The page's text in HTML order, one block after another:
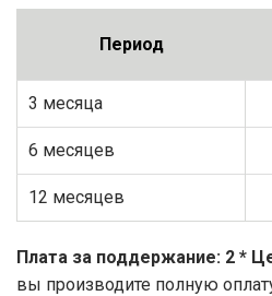
Период
3 месяца
6 месяцев
12 месяцев
Плата за поддержание: 2 *
вы производите полную